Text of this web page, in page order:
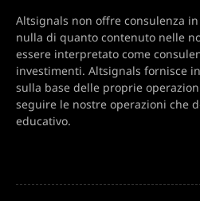
Altsignals non offre consulenza
nulla di quanto contenuto nelle
essere interpretato come
investimenti. Altsignals fornisce
sulla base delle proprie
seguire le nostre operazioni che
educativo.